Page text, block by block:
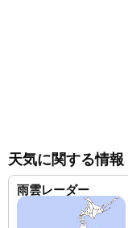
天気に関する情報
雨雲レーダー